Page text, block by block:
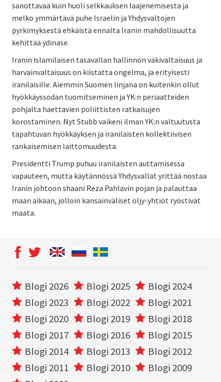
sanottavaa kuin huoli selkkauksen laajenemisesta ja
melko ymmärtävä puhe Israelin ja Yhdysvaltojen
pyrkimyksestä ehkäistä ennalta Iranin mahdollisuutta
kehittää ydinase.
Iranin islamilaisen tasavallan hallinnon väkivaltaisuus ja
harvainvaltaisuus on kiistatta ongelma, ja erityisesti
iranilaisille. Aiemmin Suomen linjana on kuitenkin ollut
hyökkäyssodan tuomitseminen ja YK:n periaatteiden
pohjalta haettavien poliittisten ratkaisujen
korostaminen. Nyt Stubb vaikeni ilman YK:n valtuutusta
tapahtuvan hyökkäyksen ja iranilaisten kollektiivisen
rankaisemisen laittomuudesta.
Presidentti Trump puhuu iranilaisten auttamisessa
vapauteen, mutta käytännössä Yhdysvallat yrittää nostaa
Iranin johtoon shaani Reza Pahlavin pojan ja palauttaa
maan aikaan, jolloin kansainväliset öljy-yhtiöt ryöstivät
maata.
Blogi 2026 Blogi 2025
Blogi 2024
Blogi 2023
Blogi 2022
Blogi 2021
Blogi 2020
Blogi 2019
Blogi 2018
Blogi 2017
Blogi 2016
Blogi 2015
Blogi 2014
Blogi 2013
Blogi 2012
Blogi 2011
Blogi 2010
Blogi 2009